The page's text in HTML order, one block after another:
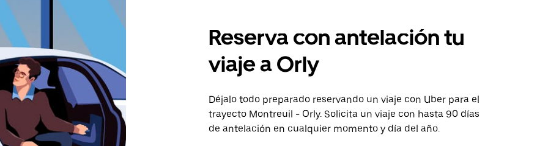
Reserva con antelación tu
viaje a Orly
Déjalo todo preparado reservando un viaje con Uber para el
trayecto Montreuil - Orly. Solicita un viaje con hasta 90 días
de antelación en cualquier momento y día del año.